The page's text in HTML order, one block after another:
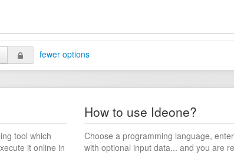
fewer options
tool which
it online in
How to use Ideone?
Choose a programming language,
with optional input data... and you are